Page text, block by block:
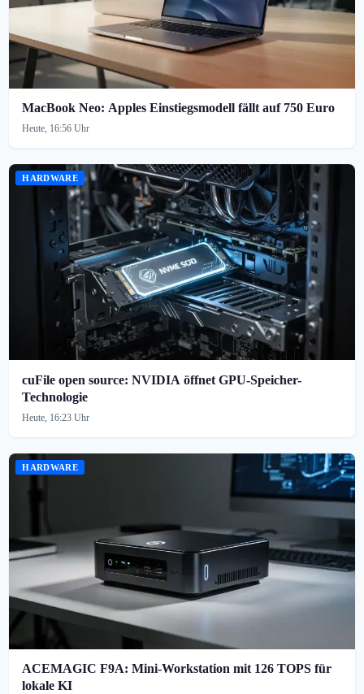
MacBook Neo: Apples Einstiegsmodell fällt auf 750 Euro
Heute, 16:56 Uhr
HARDWARE
cuFile open source: NVIDIA öffnet GPU-Speicher-
Technologie
Heute, 16:23 Uhr
HARDWARE
ACEMAGIC F9A: Mini-Workstation mit 126 TOPS für
lokale KI